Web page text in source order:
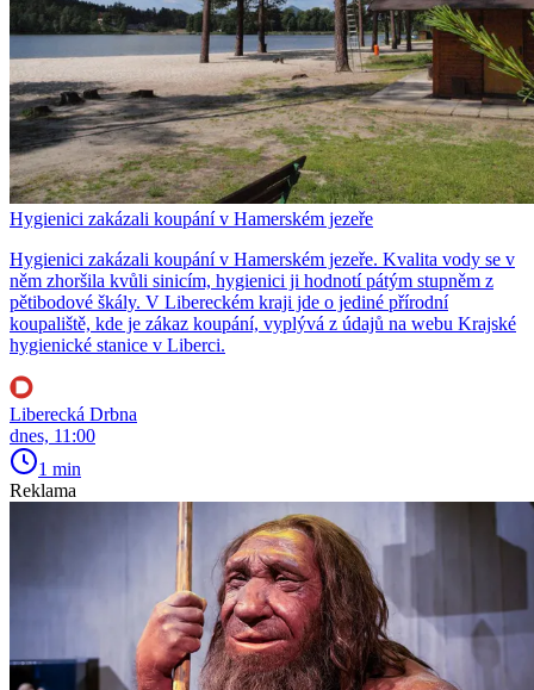
Hygienici zakázali koupání v Hamerském jezeře
Hygienici zakázali koupání v Hamerském jezeře. Kvalita vody se v
něm zhoršila kvůli sinicím, hygienici ji hodnotí pátým stupněm z
pětibodové škály. V Libereckém kraji jde o jediné přírodní
koupaliště, kde je zákaz koupání, vyplývá z údajů na webu Krajské
hygienické stanice v Liberci.
Liberecká Drbna
dnes, 11:00
1 min
Reklama